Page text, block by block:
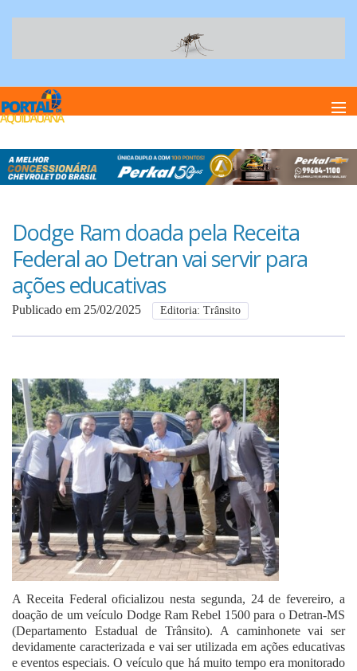
Home
Anuncie
Anuncie
Dodge Ram doada pela Receita
Federal ao Detran vai servir para
ações educativas
Publicado em 25/02/2025 Editoria: Trânsito
A Receita Federal oficializou nesta segunda, 24 de fevereiro, a
doação de um veículo Dodge Ram Rebel 1500 para o Detran-MS
(Departamento Estadual de Trânsito). A caminhonete vai ser
devidamente caracterizada e vai ser utilizada em ações educativas
e eventos especiais. O veículo que há muito tempo era monitorado